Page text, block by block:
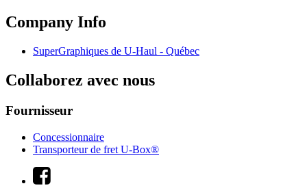
Company Info
SuperGraphiques de U-Haul - Québec
Collaborez avec nous
Fournisseur
Concessionnaire
Transporteur de fret U-Box®